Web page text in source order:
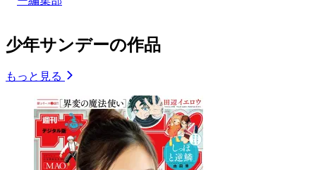
少年サンデーの作品
もっと見る